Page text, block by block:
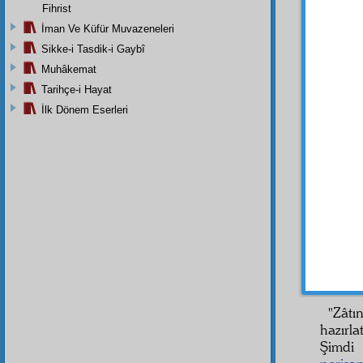
Şimdi
Fihrist
İman Ve Küfür Muvazeneleri
Sikke-i Tasdik-i Gaybî
Muhâkemat
Tarihçe-i Hayat
İlk Dönem Eserleri